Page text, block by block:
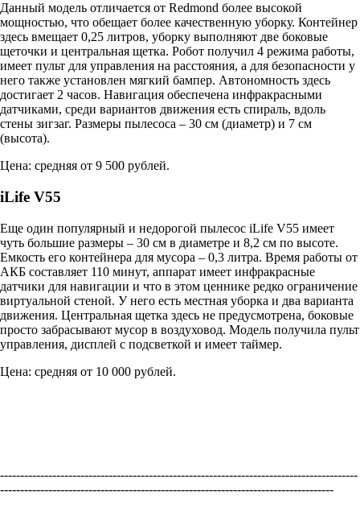
Данный модель отличается от Redmond более высокой
мощностью, что обещает более качественную уборку. Контейнер
здесь вмещает 0,25 литров, уборку выполняют две боковые
щеточки и центральная щетка. Робот получил 4 режима работы,
имеет пульт для управления на расстояния, а для безопасности у
него также установлен мягкий бампер. Автономность здесь
достигает 2 часов. Навигация обеспечена инфракрасными
датчиками, среди вариантов движения есть спираль, вдоль
стены зигзаг. Размеры пылесоса – 30 см (диаметр) и 7 см
(высота).
Цена: средняя от 9 500 рублей.
iLife V55
Еще один популярный и недорогой пылесос iLife V55 имеет
чуть большие размеры – 30 см в диаметре и 8,2 см по высоте.
Емкость его контейнера для мусора – 0,3 литра. Время работы от
АКБ составляет 110 минут, аппарат имеет инфракрасные
датчики для навигации и что в этом ценнике редко ограничение
виртуальной стеной. У него есть местная уборка и два варианта
движения. Центральная щетка здесь не предусмотрена, боковые
просто забрасывают мусор в воздуховод. Модель получила пульт
управления, дисплей с подсветкой и имеет таймер.
Цена: средняя от 10 000 рублей.
-----------------------------------------------------------------------------------------
-----------------------------------------------------------------------------------